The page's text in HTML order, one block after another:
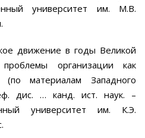
университет им. М.В.
движение в годы Великой
организации как
(по материалам Западного
дис. … канд. ист. наук. –
университет им. К.Э.